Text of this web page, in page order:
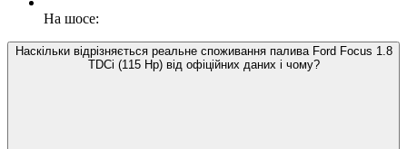
На шосе:
Наскільки відрізняється реальне споживання палива Ford Focus 1.8
TDCi (115 Hp) від офіційних даних і чому?